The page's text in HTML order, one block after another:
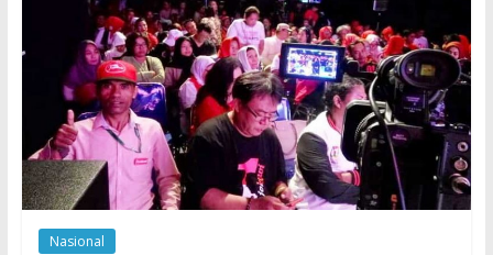
Nasional